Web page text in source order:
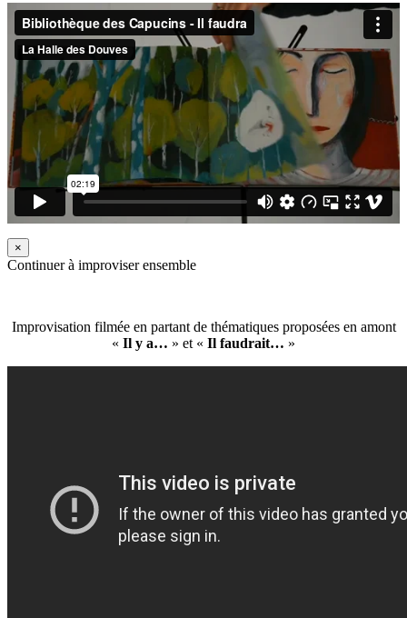
×
Continuer à improviser ensemble
Improvisation filmée en partant de thématiques proposées en amont
« Il y a… » et « Il faudrait… »